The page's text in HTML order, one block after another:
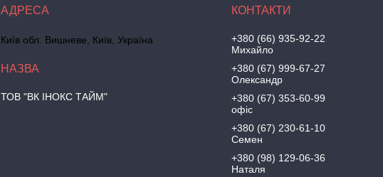
Київ обл. Вишневе, Київ, Україна
ТОВ "ВК ІНОКС ТАЙМ"
+380 (66) 935-92-22
Михайло
+380 (67) 999-67-27
Олександр
+380 (67) 353-60-99
офіс
+380 (67) 230-61-10
Семен
+380 (98) 129-06-36
Наталя